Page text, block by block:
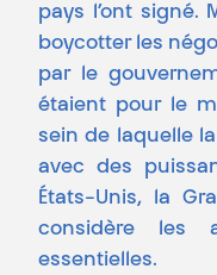
pays l’ont signé.
boycotter les
par le
étaient pour le
sein de laquelle
avec des
États-Unis, la
considère les
essentielles.